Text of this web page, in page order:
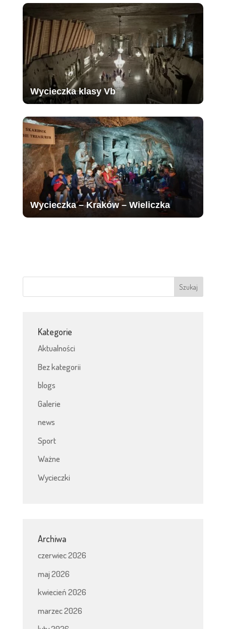
Wycieczka klasy Vb
Wycieczka – Kraków – Wieliczka
Kategorie
Aktualności
Bez kategorii
blogs
Galerie
news
Sport
Ważne
Wycieczki
Archiwa
czerwiec 2026
maj 2026
kwiecień 2026
marzec 2026